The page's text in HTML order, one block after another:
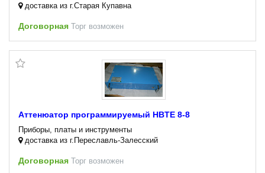
доставка из г.Старая Купавна
Договорная Торг возможен
Аттенюатор программируемый HBTE 8-8
Приборы, платы и инструменты
доставка из г.Переславль-Залесский
Договорная Торг возможен